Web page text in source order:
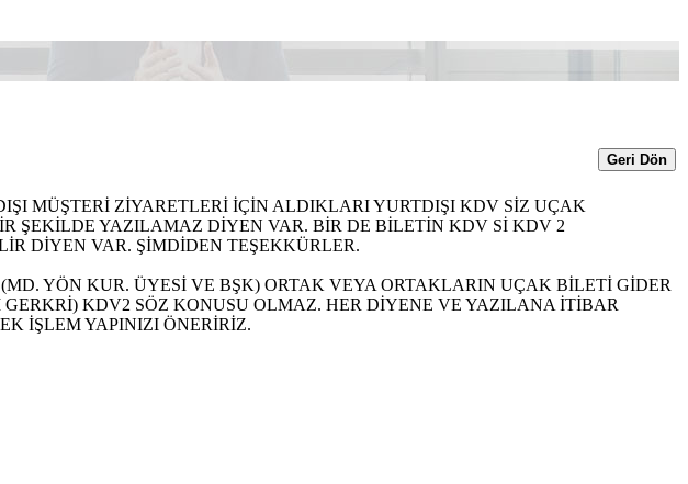
Geri Dön
MÜŞTERİ ZİYARETLERİ İÇİN ALDIKLARI YURTDIŞI KDV SİZ UÇAK
ŞEKİLDE YAZILAMAZ DİYEN VAR. BİR DE BİLETİN KDV Sİ KDV 2
DİYEN VAR. ŞİMDİDEN TEŞEKKÜRLER.
YÖN KUR. ÜYESİ VE BŞK) ORTAK VEYA ORTAKLARIN UÇAK BİLETİ GİDER
KDV2 SÖZ KONUSU OLMAZ. HER DİYENE VE YAZILANA İTİBAR
İŞLEM YAPINIZI ÖNERİRİZ.